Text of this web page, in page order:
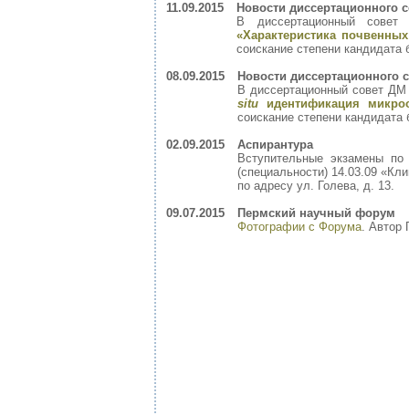
11.09.2015
Новости диссертационного
В диссертационный
«Характеристика
соискание степени
08.09.2015
Новости диссертационного
В диссертационный совет
situ идентификация
соискание степени
02.09.2015
Аспирантура
Вступительные экзамены по
(специальности) 14.03.09
по адресу ул. Голева, д. 13.
09.07.2015
Пермский научный форум
Фотографии с Форума .